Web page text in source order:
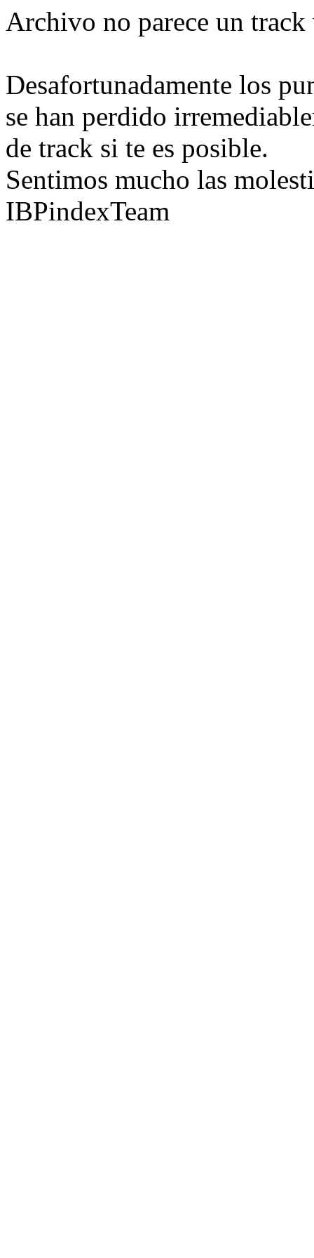
Archivo no parece un
Desafortunadamente los
se han perdido
de track si te es posible.
Sentimos mucho las
IBPindexTeam